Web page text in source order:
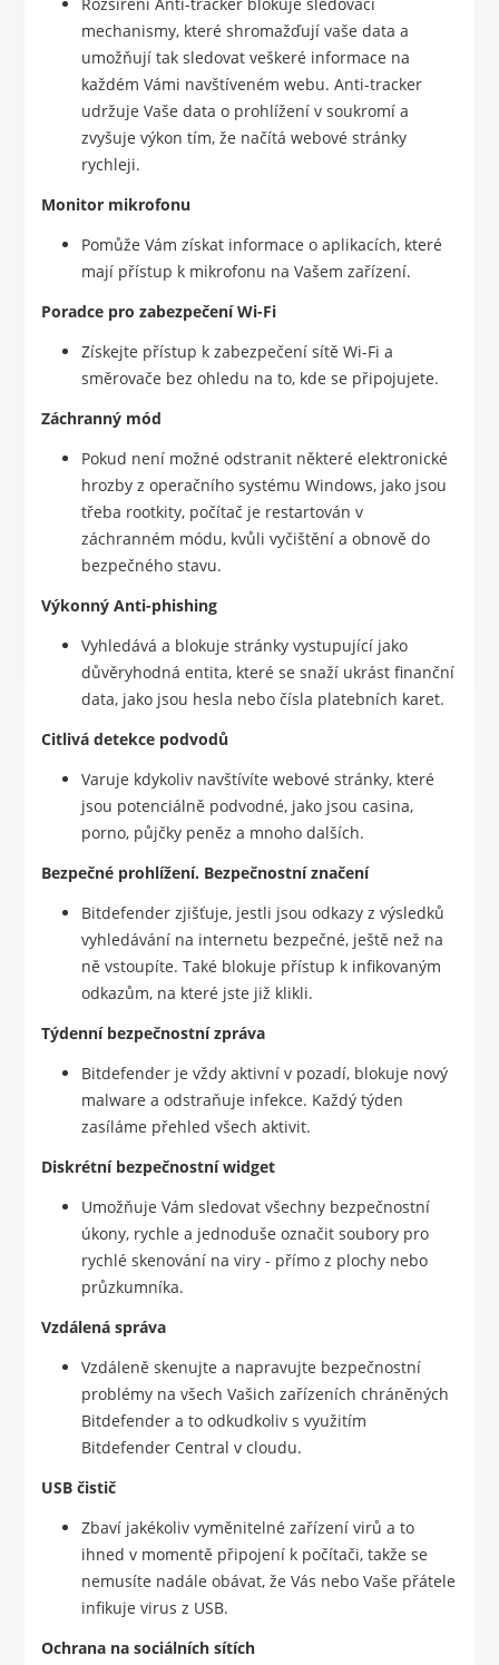
mechanismy, které shromažďují vaše data a
umožňují tak sledovat veškeré informace na
každém Vámi navštíveném webu. Anti-tracker
udržuje Vaše data o prohlížení v soukromí a
zvyšuje výkon tím, že načítá webové stránky
rychleji.
Monitor mikrofonu
Pomůže Vám získat informace o aplikacích, které
mají přístup k mikrofonu na Vašem zařízení.
Poradce pro zabezpečení Wi-Fi
Získejte přístup k zabezpečení sítě Wi-Fi a
směrovače bez ohledu na to, kde se připojujete.
Záchranný mód
Pokud není možné odstranit některé elektronické
hrozby z operačního systému Windows, jako jsou
třeba rootkity, počítač je restartován v
záchranném módu, kvůli vyčištění a obnově do
bezpečného stavu.
Výkonný Anti-phishing
Vyhledává a blokuje stránky vystupující jako
důvěryhodná entita, které se snaží ukrást finanční
data, jako jsou hesla nebo čísla platebních karet.
Citlivá detekce podvodů
Varuje kdykoliv navštívíte webové stránky, které
jsou potenciálně podvodné, jako jsou casina,
porno, půjčky peněz a mnoho dalších.
Bezpečné prohlížení. Bezpečnostní značení
Bitdefender zjišťuje, jestli jsou odkazy z výsledků
vyhledávání na internetu bezpečné, ještě než na
ně vstoupíte. Také blokuje přístup k infikovaným
odkazům, na které jste již klikli.
Týdenní bezpečnostní zpráva
Bitdefender je vždy aktivní v pozadí, blokuje nový
malware a odstraňuje infekce. Každý týden
zasíláme přehled všech aktivit.
Diskrétní bezpečnostní widget
Umožňuje Vám sledovat všechny bezpečnostní
úkony, rychle a jednoduše označit soubory pro
rychlé skenování na viry - přímo z plochy nebo
průzkumníka.
Vzdálená správa
Vzdáleně skenujte a napravujte bezpečnostní
problémy na všech Vašich zařízeních chráněných
Bitdefender a to odkudkoliv s využitím
Bitdefender Central v cloudu.
USB čistič
Zbaví jakékoliv vyměnitelné zařízení virů a to
ihned v momentě připojení k počítači, takže se
nemusíte nadále obávat, že Vás nebo Vaše přátele
infikuje virus z USB.
Ochrana na sociálních sítích